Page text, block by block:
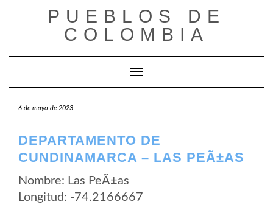
PUEBLOS DE
COLOMBIA
Cambiar modo de navegación
6 de mayo de 2023
DEPARTAMENTO DE
CUNDINAMARCA – LAS PEÃ±AS
Nombre: Las PeÃ±as
Longitud: -74.2166667